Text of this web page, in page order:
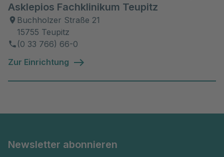
Asklepios Fachklinikum Teupitz
Buchholzer Straße 21
15755 Teupitz
(0 33 766) 66-0
Zur Einrichtung
Newsletter abonnieren